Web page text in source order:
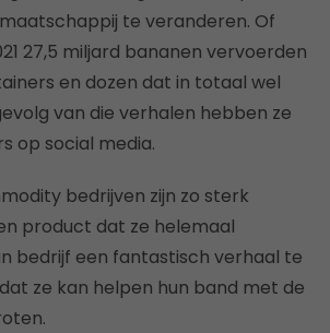
te veranderen. Of
27,5 miljard bananen vervoerden
en dozen dat in totaal wel
van die verhalen hebben ze
op social media.
bedrijven zijn zo sterk
product dat ze helemaal
bedrijf een fantastisch verhaal te
ze kan helpen hun band met de